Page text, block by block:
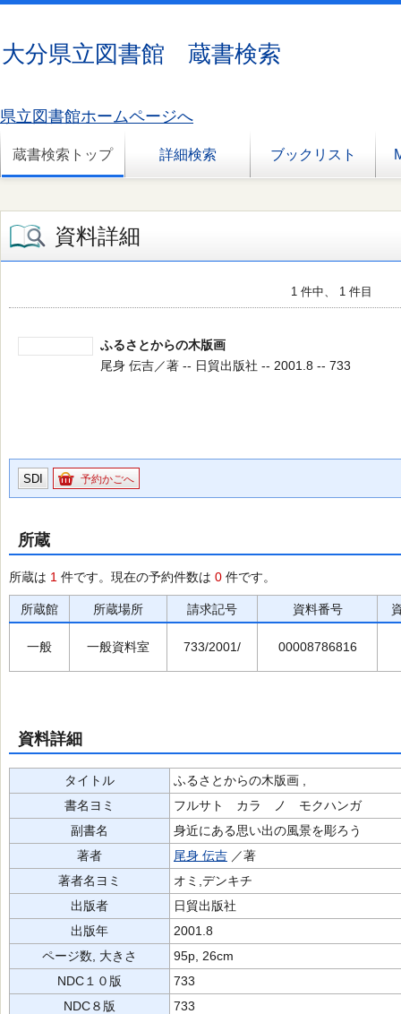
大分県立図書館 蔵書検索
県立図書館ホームページへ
蔵書検索トップ 詳細検索 ブックリスト
資料詳細
1 件中、 1 件目
ふるさとからの木版画
尾身 伝吉／著 -- 日貿出版社 -- 2001.8 -- 733
SDI 予約かごへ
所蔵
所蔵は 1 件です。現在の予約件数は 0 件です。
所蔵館 所蔵場所 請求記号 資料番号
一般 一般資料室 733/2001/ 00008786816
資料詳細
タイトル
ふるさとからの木版画 ,
書名ヨミ
フルサト カラ ノ モクハンガ
副書名
身近にある思い出の風景を彫ろう
著者
尾身 伝吉 ／著
著者名ヨミ
オミ,デンキチ
出版者
日貿出版社
出版年
2001.8
ページ数, 大きさ
95p, 26cm
NDC１０版
733
NDC８版
733